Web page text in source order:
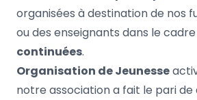
organisées à destination de nos
ou des enseignants dans le
continuées.
Organisation de Jeunesse
notre association a fait le pari